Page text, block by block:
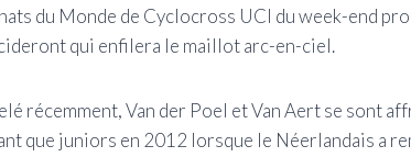
du Monde de Cyclocross UCI du week-end
qui enfilera le maillot arc-en-ciel.
récemment, Van der Poel et Van Aert se sont
que juniors en 2012 lorsque le Néerlandais a